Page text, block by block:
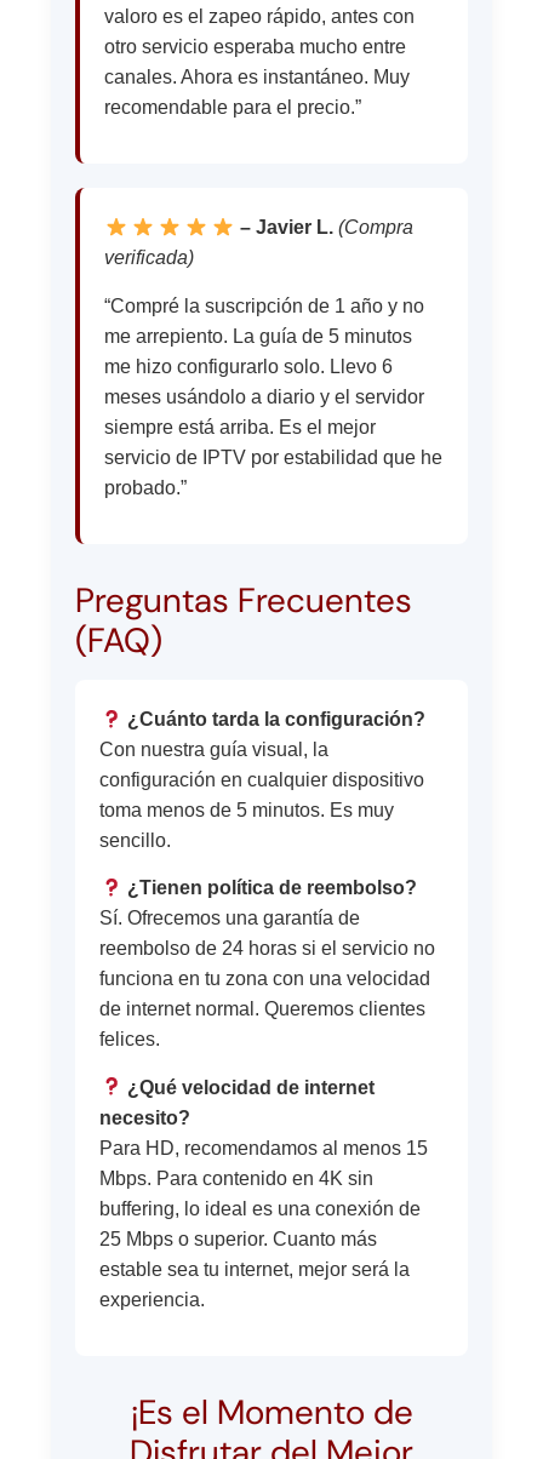
valoro es el zapeo rápido, antes con
otro servicio esperaba mucho entre
canales. Ahora es instantáneo. Muy
recomendable para el precio.”
– Javier L. (Compra
verificada)
“Compré la suscripción de 1 año y no
me arrepiento. La guía de 5 minutos
me hizo configurarlo solo. Llevo 6
meses usándolo a diario y el servidor
siempre está arriba. Es el mejor
servicio de IPTV por estabilidad que he
probado.”
Preguntas Frecuentes
(FAQ)
¿Cuánto tarda la configuración?
Con nuestra guía visual, la
configuración en cualquier dispositivo
toma menos de 5 minutos. Es muy
sencillo.
¿Tienen política de reembolso?
Sí. Ofrecemos una garantía de
reembolso de 24 horas si el servicio no
funciona en tu zona con una velocidad
de internet normal. Queremos clientes
felices.
¿Qué velocidad de internet
necesito?
Para HD, recomendamos al menos 15
Mbps. Para contenido en 4K sin
buffering, lo ideal es una conexión de
25 Mbps o superior. Cuanto más
estable sea tu internet, mejor será la
experiencia.
¡Es el Momento de